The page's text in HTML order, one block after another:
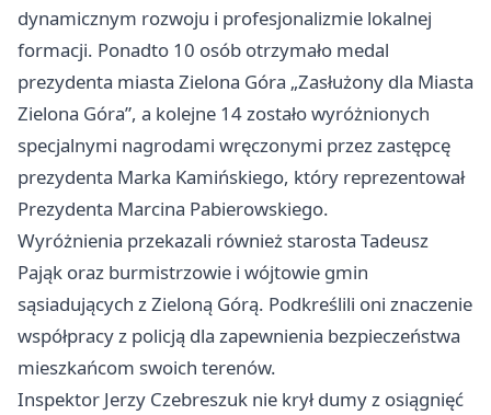
dynamicznym rozwoju i profesjonalizmie lokalnej
formacji. Ponadto 10 osób otrzymało medal
prezydenta miasta Zielona Góra „Zasłużony dla Miasta
Zielona Góra”, a kolejne 14 zostało wyróżnionych
specjalnymi nagrodami wręczonymi przez zastępcę
prezydenta Marka Kamińskiego, który reprezentował
Prezydenta Marcina Pabierowskiego.
Wyróżnienia przekazali również starosta Tadeusz
Pająk oraz burmistrzowie i wójtowie gmin
sąsiadujących z Zieloną Górą. Podkreślili oni znaczenie
współpracy z policją dla zapewnienia bezpieczeństwa
mieszkańcom swoich terenów.
Inspektor Jerzy Czebreszuk nie krył dumy z osiągnięć